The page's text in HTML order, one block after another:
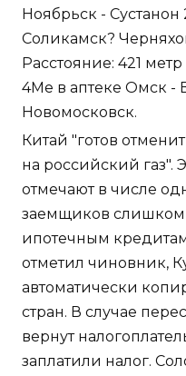
Ноябрьск - Сустанон
Соликамск?
Расстояние: 421
4Me в аптеке Омск -
Новомосковск.
Китай "готов
на российский газ".
отмечают в числе
заемщиков слишком
ипотечным
отметил чиновник,
автоматически
стран. В случае
вернут
заплатили налог.